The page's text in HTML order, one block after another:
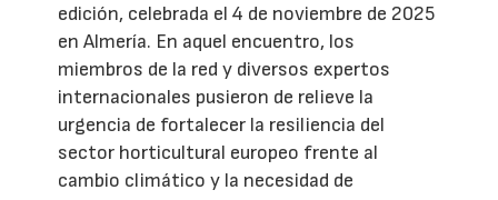
edición, celebrada el 4 de noviembre de 2025
en Almería. En aquel encuentro, los
miembros de la red y diversos expertos
internacionales pusieron de relieve la
urgencia de fortalecer la resiliencia del
sector horticultural europeo frente al
cambio climático y la necesidad de